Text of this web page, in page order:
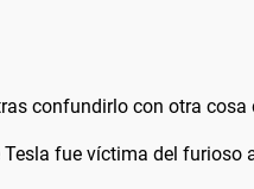
confundirlo con otra
fue víctima del furioso